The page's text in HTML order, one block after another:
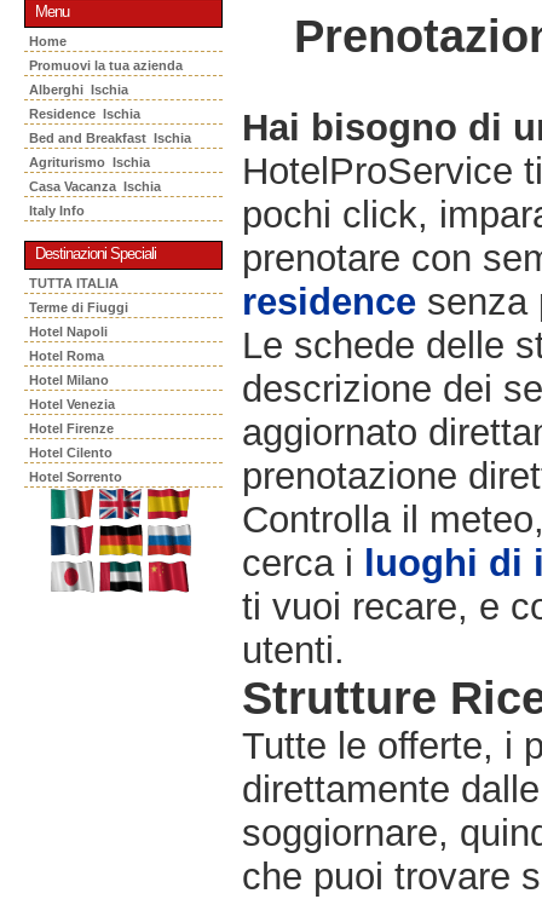
Menu
Home
Promuovi la tua azienda
Alberghi Ischia
Residence Ischia
Bed and Breakfast Ischia
Agriturismo Ischia
Casa Vacanza Ischia
Italy Info
Destinazioni Speciali
TUTTA ITALIA
Terme di Fiuggi
Hotel Napoli
Hotel Roma
Hotel Milano
Hotel Venezia
Hotel Firenze
Hotel Cilento
Hotel Sorrento
Hai bisogno di
HotelProService
pochi click,
prenotare con
residence senza
Le schede delle
descrizione dei
aggiornato
prenotazione
Controlla il
cerca i
luoghi di
ti vuoi recare, e
utenti.
Strutture
Tutte le offerte, i
direttamente
soggiornare,
che puoi trovare